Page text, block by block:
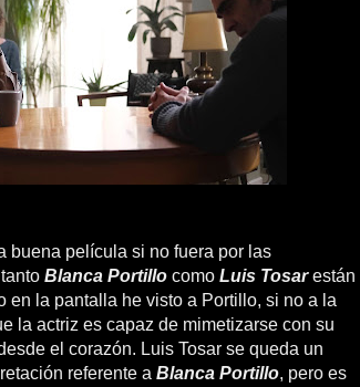
buena película si no fuera por las
Blanca Portillo como Luis Tosarestán
en la pantalla he visto a Portillo, si no a la
la actriz es capaz de mimetizarse con su
el corazón. Luis Tosar se queda un
referente a Blanca Portillo, pero es